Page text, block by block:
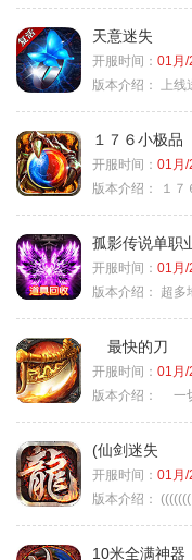
天意迷失
开服时间： 01月/
版本介绍：
上
１７６小极品
开服时间： 01月/
版本介绍：
１
孤影传说单职
开服时间： 01月/
版本介绍：
超多
最快的刀
开服时间： 01月/
版本介绍：
一
(仙剑迷失
开服时间： 01月/
版本介绍：
10米全满神器